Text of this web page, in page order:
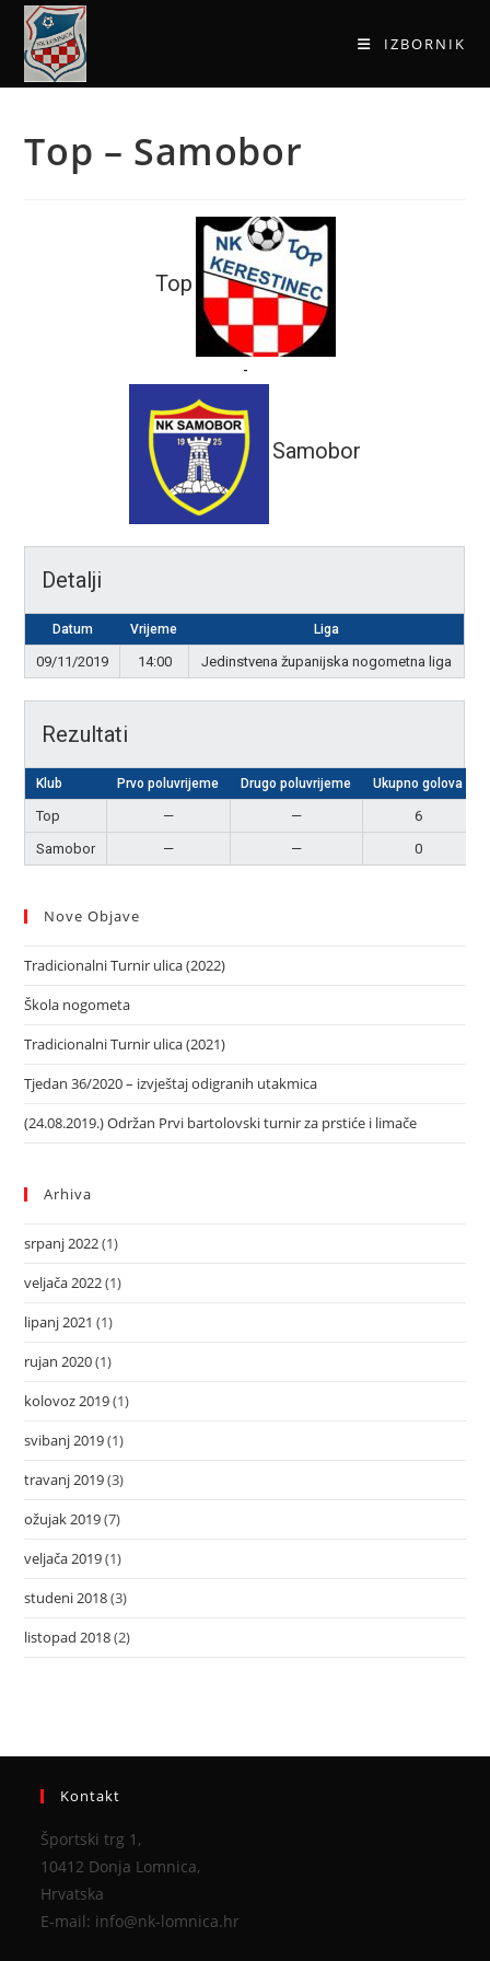
IZBORNIK
Top – Samobor
Top
-
Samobor
Detalji
Datum Vrijeme Liga
09/11/2019 14:00 Jedinstvena županijska nogometna liga
Rezultati
Klub Prvo poluvrijeme Drugo poluvrijeme Ukupno golova
Top — — 6
Samobor
— — 0
Nove Objave
Tradicionalni Turnir ulica (2022)
Škola nogometa
Tradicionalni Turnir ulica (2021)
Tjedan 36/2020 – izvještaj odigranih utakmica
(24.08.2019.) Održan Prvi bartolovski turnir za prstiće i limače
Arhiva
srpanj 2022(1)
veljača 2022(1)
lipanj 2021 (1)
rujan 2020(1)
kolovoz 2019(1)
svibanj 2019(1)
travanj 2019(3)
ožujak 2019(7)
veljača 2019(1)
studeni 2018(3)
listopad 2018(2)
Kontakt
Športski trg 1,
10412 Donja Lomnica,
Hrvatska
E-mail: info@nk-lomnica.hr